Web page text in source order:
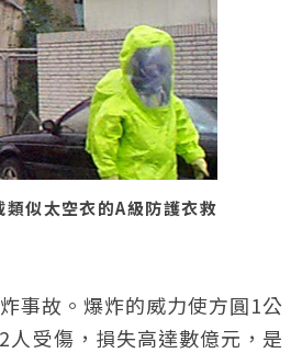
似太空衣的A級防護衣救
事故。爆炸的威力使方圓1公
受傷，損失高達數億元，是